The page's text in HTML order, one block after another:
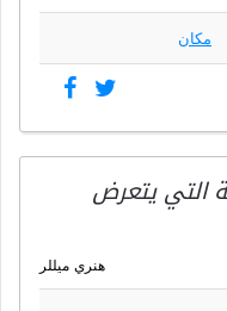
مكان
التي يتعرض
هنري ميللر